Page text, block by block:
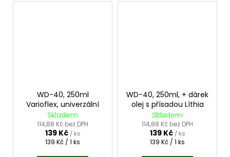
WD-40, 250ml
Varioflex, univerzální
Skladem
114,88 Kč bez DPH
139 Kč / ks
Měrná
139 Kč / 1 ks
WD-40, 250ml, + dárek
olej s přísadou Líthia
Skladem
114,88 Kč bez DPH
139 Kč / ks
Měrná
139 Kč / 1 ks